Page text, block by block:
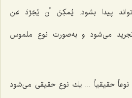
پیدا بشود. یُمکِنَ أن یُجَرَّدَ عَن
مى‌شود و به‌صورت نوع ملموس
حقیقیاً ... یك نوع حقیقى مى‌شود